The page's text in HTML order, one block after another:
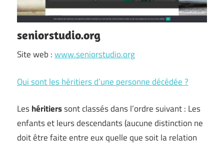
seniorstudio.org
Site web :www.seniorstudio.org
Qui sont les héritiers d’une personne décédée ?
Leshéritierssont classés dans l’ordre suivant : Les
enfants et leurs descendants (aucune distinction ne
doit être faite entre eux quelle que soit la relation